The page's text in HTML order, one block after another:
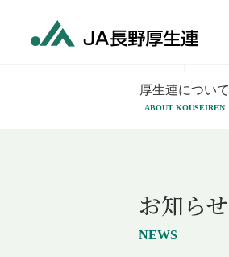
厚生連について
ABOUT KOUSEIREN
お知らせ
NEWS